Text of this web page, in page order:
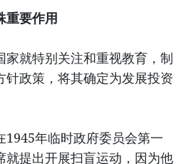
重要作用
家就特别关注和重视教育，制
针政策，将其确定为发展投资
1945年临时政府委员会第一
就提出开展扫盲运动，因为他